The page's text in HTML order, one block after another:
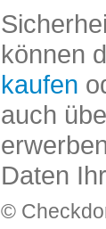
können
kaufen
auch
Daten
©